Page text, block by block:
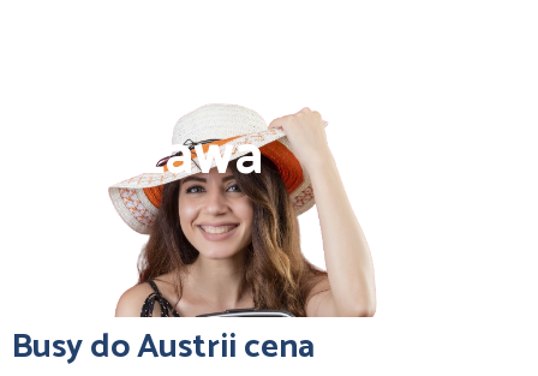
Busy do Austrii z
Warszawa
Busy do Austrii cena